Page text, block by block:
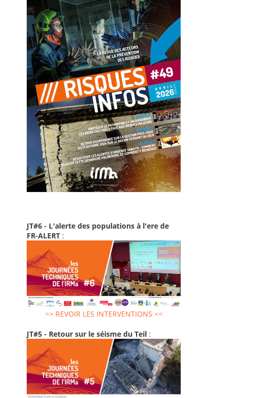
JT#6 - L'alerte des populations à l'ere de
FR-ALERT :
>> REVOIR LES INTERVENTIONS <<
JT#5 - Retour sur le séisme du Teil :